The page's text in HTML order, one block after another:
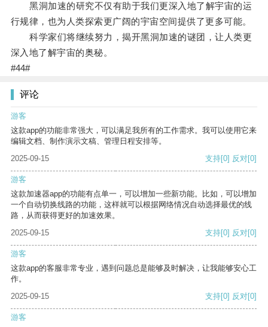
黑洞加速的研究不仅有助于我们更深入地了解宇宙的运
行规律，也为人类探索更广阔的宇宙空间提供了更多可能。
科学家们将继续努力，揭开黑洞加速的谜团，让人类更
深入地了解宇宙的奥秘。
#44#
评论
游客
这款app的功能非常强大，可以满足我所有的工作需求。我可以使用它来
编辑文档、制作演示文稿、管理日程安排等。
2025-09-15
支持[0] 反对[0]
游客
这款加速器app的功能有点单一，可以增加一些新功能。比如，可以增加
一个自动切换线路的功能，这样就可以根据网络情况自动选择最优的线
路，从而获得更好的加速效果。
2025-09-15
支持[0] 反对[0]
游客
这款app的客服非常专业，遇到问题总是能够及时解决，让我能够安心工
作。
2025-09-15
支持[0] 反对[0]
游客